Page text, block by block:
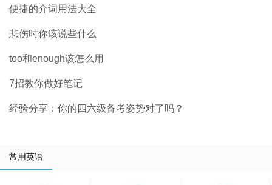
便捷的介词用法大全
悲伤时你该说些什么
too和enough该怎么用
7招教你做好笔记
经验分享：你的四六级备考姿势对了吗？
常用英语